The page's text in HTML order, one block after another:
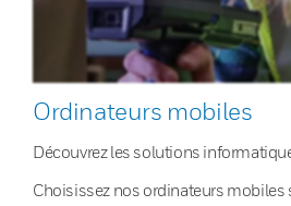
Ordinateurs mobiles
Découvrez les solutions
Choisissez nos ordinateurs